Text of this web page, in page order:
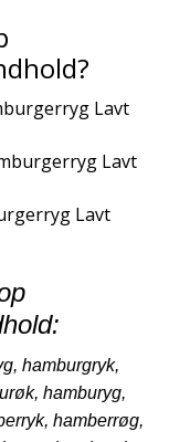
Lavt
Lavt
Lavt
hamburgryk,
hamburyg,
hamberrøg,